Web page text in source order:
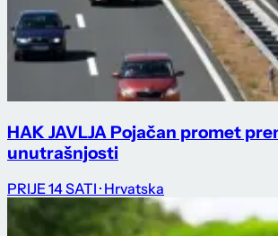
HAK JAVLJA Pojačan promet
unutrašnjosti
PRIJE 14 SATI · Hrvatska